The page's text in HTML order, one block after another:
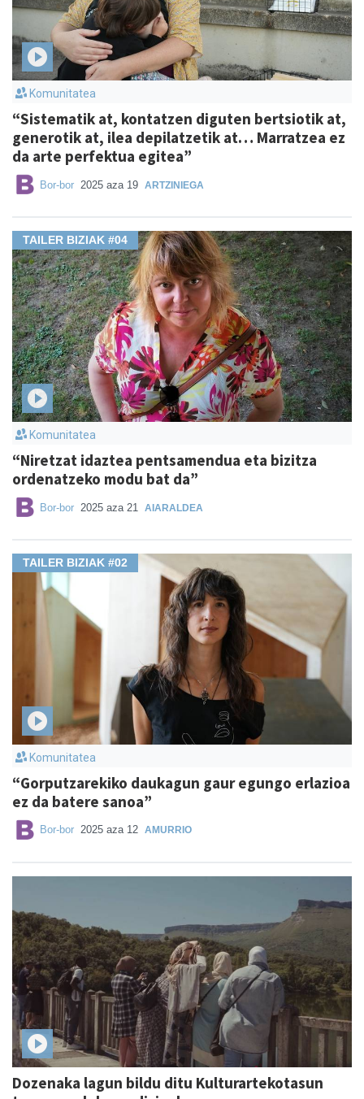
Komunitatea
“Sistematik at, kontatzen diguten bertsiotik at,
generotik at, ilea depilatzetik at… Marratzea ez
da arte perfektua egitea”
Bor-bor 2025 aza 19 ARTZINIEGA
TAILER BIZIAK #04
Komunitatea
“Niretzat idaztea pentsamendua eta bizitza
ordenatzeko modu bat da”
Bor-bor 2025 aza 21 AIARALDEA
TAILER BIZIAK #02
Komunitatea
“Gorputzarekiko daukagun gaur egungo erlazioa
ez da batere sanoa”
Bor-bor 2025 aza 12 AMURRIO
Dozenaka lagun bildu ditu Kulturartekotasun